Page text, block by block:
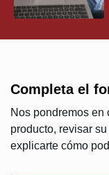
Completa el
Nos pondremos en
producto, revisar
explicarte cómo